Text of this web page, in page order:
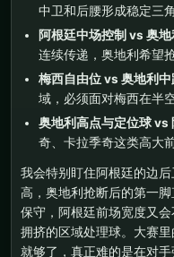
中卫和后腰形成稳定三
阿根廷中场控制 vs 奥地
连续传递，奥地利希望
梅西自由位 vs 奥地利中
域，必须面对梅西在半
奥地利高点与定位球 vs
奇、卡拉季奇这类高大
我会特别盯住阿根廷的边
高，奥地利抢断后的第一
保守，阿根廷前场宽度又
拥挤的区域处理球。大赛
就够了，真正难的是在对手